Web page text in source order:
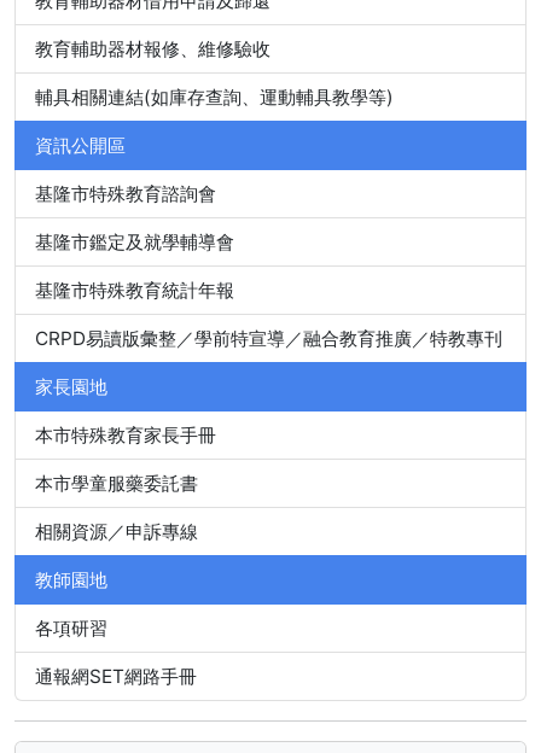
教育輔助器材報修、維修驗收
輔具相關連結(如庫存查詢、運動輔具教學等)
資訊公開區
基隆市特殊教育諮詢會
基隆市鑑定及就學輔導會
基隆市特殊教育統計年報
CRPD易讀版彙整／學前特宣導／融合教育推廣／特教專刊
家長園地
本市特殊教育家長手冊
本市學童服藥委託書
相關資源／申訴專線
教師園地
各項研習
通報網SET網路手冊